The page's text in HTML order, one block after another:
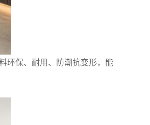
环保、耐用、防潮抗变形，能